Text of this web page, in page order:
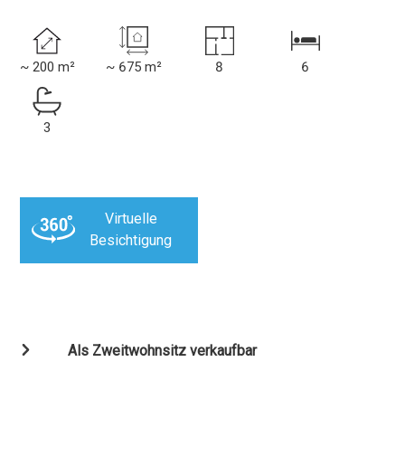
~ 200 m² ~ 675 m² 8 6
3
Virtuelle
Besichtigung
Als Zweitwohnsitz verkaufbar